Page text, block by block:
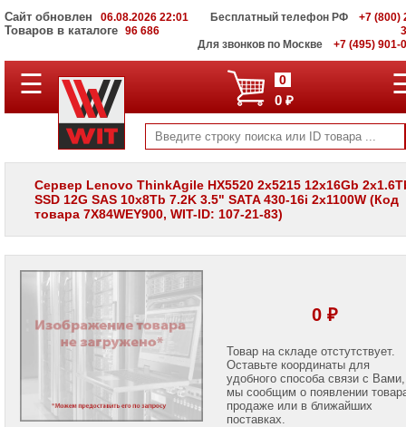
Сайт обновлен 06.08.2026 22:01
Товаров в каталоге 96 686
Бесплатный телефон РФ
+7 (800)
Для звонков по Москве
+7 (495) 901-
ПОЛНЫЙ
КАТАЛОГ
Корпоративные
серверы
WIT
хранения
данных
Мониторы
LCD
панели
проекторов
☰ 0
0 ₽
Сервер Lenovo ThinkAgile HX5520 2x5215 12x16Gb
SSD 12G SAS 10x8Tb 7.2K 3.5" SATA 430-16i 2x1100W (Код
товара 7X84WEY900, WIT-ID: 107-21-83)
0 ₽
Товар на складе отстутствует.
Оставьте координаты для
удобного способа связи с Вами,
мы сообщим о появлении
продаже или в ближайших
поставках.